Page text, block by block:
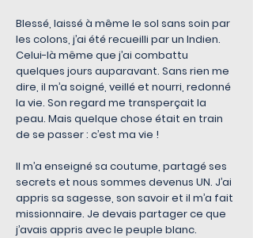
Blessé, laissé à même le sol sans soin par
les colons, j’ai été recueilli par un Indien.
Celui-là même que j’ai combattu
quelques jours auparavant. Sans rien me
dire, il m’a soigné, veillé et nourri, redonné
la vie. Son regard me transperçait la
peau. Mais quelque chose était en train
de se passer : c’est ma vie !
Il m’a enseigné sa coutume, partagé ses
secrets et nous sommes devenus UN. J’ai
appris sa sagesse, son savoir et il m’a fait
missionnaire. Je devais partager ce que
j’avais appris avec le peuple blanc.